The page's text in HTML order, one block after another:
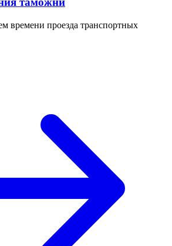
времени проезда транспортных